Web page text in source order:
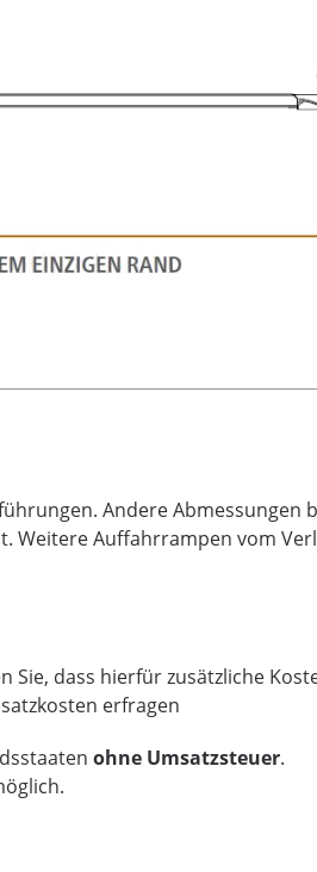
Andere Abmessungen
Weitere Auffahrrampen vom
dass hierfür zusätzliche
erfragen
ohne Umsatzsteuer.